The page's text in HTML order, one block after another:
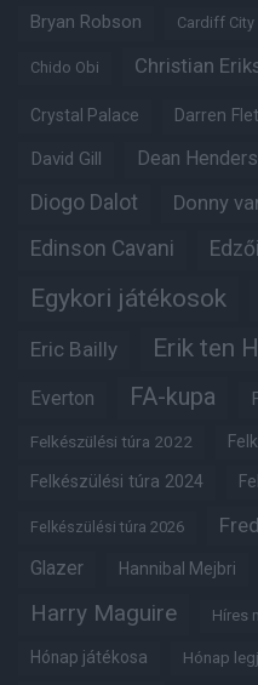
Bryan Robson Cardiff City
Chido Obi Christian
Crystal Palace Darren
David Gill Dean
Diogo Dalot Donny
Edinson Cavani
Egykori játékosok
Eric Bailly Erik ten
Everton FA-kupa
Felkészülési túra 2022
Felkészülési túra 2024
Felkészülési túra 2026 Fred
Glazer Hannibal Mejbri
Harry Maguire Híres
Hónap játékosa Hónap